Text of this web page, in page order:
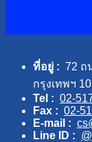
ที่อยู่ : 72 ถ
กรุงเทพฯ
Tel : 02-
Fax : 02-
E-mail :
Line ID :